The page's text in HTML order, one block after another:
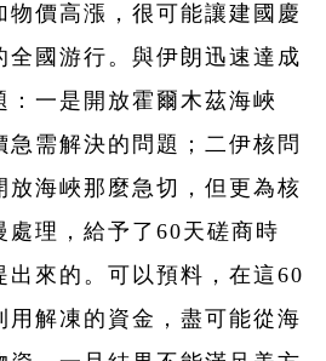
物價高漲，很可能讓建國慶
全國游行。與伊朗迅速達成
：一是開放霍爾木茲海峽
需解決的問題；二伊核問
放海峽那麼急切，但更為核
處理，給予了60天磋商時
出來的。可以預料，在這60
用解凍的資金，盡可能從海